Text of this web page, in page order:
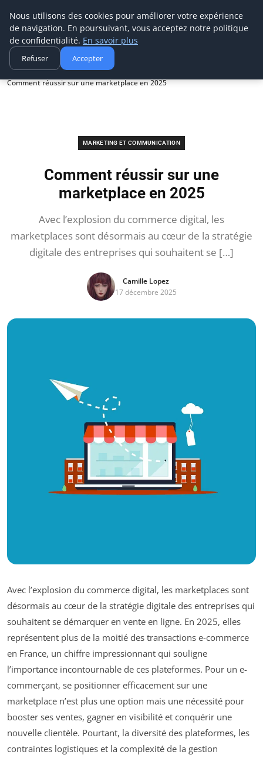
Aecme
Accueil
Marketing et communication
Comment réussir sur une marketplace en 2025
MARKETING ET COMMUNICATION
Comment réussir sur une
marketplace en 2025
Avec l’explosion du commerce digital, les
marketplaces sont désormais au cœur de la stratégie
digitale des entreprises qui souhaitent se […]
Camille Lopez
17 décembre 2025
Avec l’explosion du commerce digital, les marketplaces sont
désormais au cœur de la stratégie digitale des entreprises qui
souhaitent se démarquer en vente en ligne. En 2025, elles
représentent plus de la moitié des transactions e-commerce
en France, un chiffre impressionnant qui souligne
l’importance incontournable de ces plateformes. Pour un e-
commerçant, se positionner efficacement sur une
marketplace n’est plus une option mais une nécessité pour
booster ses ventes, gagner en visibilité et conquérir une
nouvelle clientèle. Pourtant, la diversité des plateformes, les
contraintes logistiques et la complexité de la gestion
Nous utilisons des cookies pour améliorer votre expérience
de navigation. En poursuivant, vous acceptez notre politique
de confidentialité. En savoir plus
Refuser Accepter